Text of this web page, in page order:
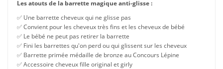
Les atouts de la barrette magique anti-glisse :
✅ Une barrette cheveux qui ne glisse pas
✅ Convient pour les cheveux très fins et les cheveux de bébé
✅ Le bébé ne peut pas retirer la barrette
✅ Fini les barrettes qu'on perd ou qui glissent sur les cheveux
✅ Barrette primée médaille de bronze au Concours Lépine
✅ Accessoire cheveux fille original et girly